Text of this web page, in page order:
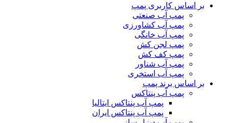
بر اساس کاربری پمپ
پمپ آب صنعتی
پمپ آب کشاورزی
پمپ آب خانگی
پمپ لجن کش
پمپ کف کش
پمپ آب شناور
پمپ آب استخری
بر اساس برند پمپ
پمپ آب پنتاکس
پمپ آب پنتاکس ایتالیا
پمپ آب پنتاکس ایران